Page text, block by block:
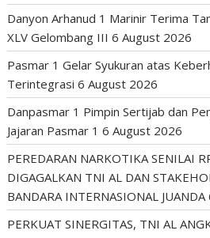
Danyon Arhanud 1 Marinir Terima
XLV Gelombang III 6 August 2026
Pasmar 1 Gelar Syukuran atas
Terintegrasi 6 August 2026
Danpasmar 1 Pimpin Sertijab dan
Jajaran Pasmar 1 6 August 2026
PEREDARAN NARKOTIKA SENILAI
DIGAGALKAN TNI AL DAN
BANDARA INTERNASIONAL JUANDA
PERKUAT SINERGITAS, TNI AL